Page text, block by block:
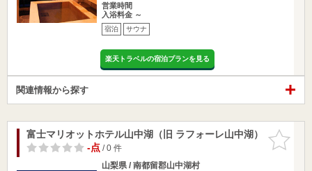
営業時間
入浴料金 ～
宿泊 サウナ
楽天トラベルの宿泊プランを見る
関連情報から探す
お気に入
りに追加
富士マリオットホテル山中湖（旧 ラフォーレ山中湖）
-点/ 0 件
山梨県 / 南都留郡山中湖村